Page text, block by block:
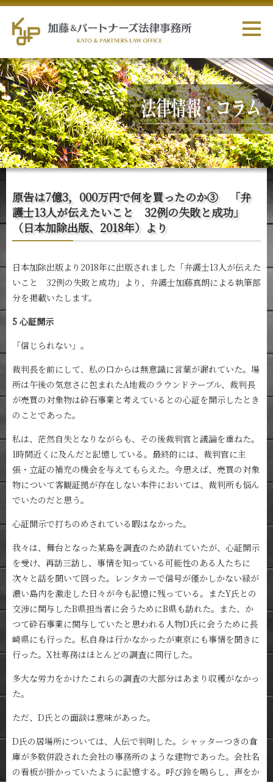
原告は7億3，000万円で何を買ったのか③ 「弁
護士13人が伝えたいこと 32例の失敗と成功」
（日本加除出版、2018年）より
日本加除出版より2018年に出版されました「弁護士13人が伝えた
いこと 32例の失敗と成功」より、弁護士加藤真朗による執筆部
分を掲載いたします。
5 心証開示
「信じられない」。
裁判長を前にして、私の口からは無意識に言葉が漏れていた。場
所は午後の気怠さに包まれたA地裁のラウンドテーブル、裁判長
が売買の対象物は砕石事業と考えているとの心証を開示したとき
のことであった。
私は、茫然自失となりながらも、その後裁判官と議論を重ねた。
1時間近くに及んだと記憶している。最終的には、裁判官に主
張・立証の補充の機会を与えてもらえた。今思えば、売買の対象
物について客観証拠が存在しない本件においては、裁判所も悩ん
でいたのだと思う。
心証開示で打ちのめされている暇はなかった。
我々は、舞台となった某島を調査のため訪れていたが、心証開示
を受け、再訪三訪し、事情を知っている可能性のある人たちに
次々と話を聞いて回った。レンタカーで信号が僅かしかない緑が
濃い島内を激走した日々が今も記憶に残っている。またY氏との
交渉に関与したB県担当者に会うためにB県も訪れた。また、か
つて砕石事業に関与していたと思われる人物D氏に会うために長
崎県にも行った。私自身は行かなかったが東京にも事情を聞きに
行った。X社専務はほとんどの調査に同行した。
多大な労力をかけたこれらの調査の大部分はあまり収穫がなかっ
た。
ただ、D氏との面談は意味があった。
D氏の居場所については、人伝で判明した。シャッターつきの倉
庫が多数併設された会社の事務所のような建物であった。会社名
の看板が掛かっていたように記憶する。呼び鈴を鳴らし、声をか